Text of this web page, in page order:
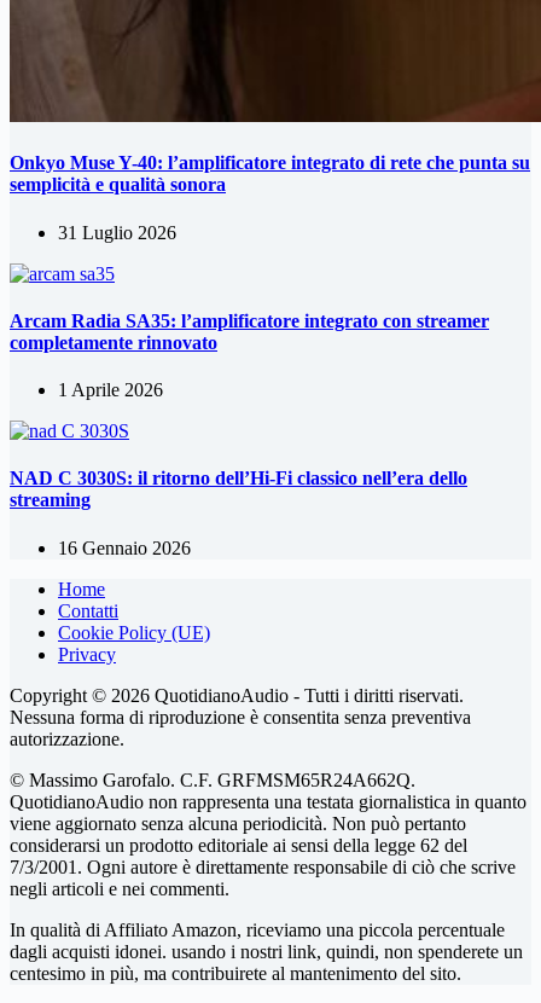
Onkyo Muse Y-40: l’amplificatore integrato di rete che punta su
semplicità e qualità sonora
31 Luglio 2026
Arcam Radia SA35: l’amplificatore integrato con streamer
completamente rinnovato
1 Aprile 2026
NAD C 3030S: il ritorno dell’Hi-Fi classico nell’era dello
streaming
16 Gennaio 2026
Home
Contatti
Cookie Policy (UE)
Privacy
Copyright © 2026 QuotidianoAudio - Tutti i diritti riservati.
Nessuna forma di riproduzione è consentita senza preventiva
autorizzazione.
© Massimo Garofalo. C.F. GRFMSM65R24A662Q.
QuotidianoAudio non rappresenta una testata giornalistica in quanto
viene aggiornato senza alcuna periodicità. Non può pertanto
considerarsi un prodotto editoriale ai sensi della legge 62 del
7/3/2001. Ogni autore è direttamente responsabile di ciò che scrive
negli articoli e nei commenti.
In qualità di Affiliato Amazon, riceviamo una piccola percentuale
dagli acquisti idonei. usando i nostri link, quindi, non spenderete un
centesimo in più, ma contribuirete al mantenimento del sito.